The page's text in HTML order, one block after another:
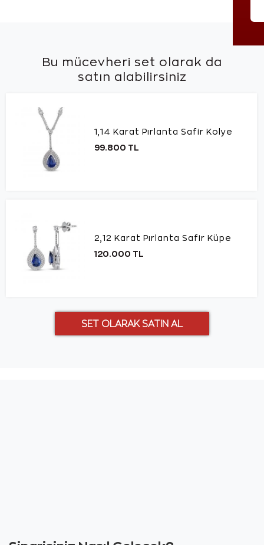
Bu mücevheri set olarak da
satın alabilirsiniz
1,14 Karat Pırlanta Safir Kolye
99.800 TL
2,12 Karat Pırlanta Safir Küpe
120.000 TL